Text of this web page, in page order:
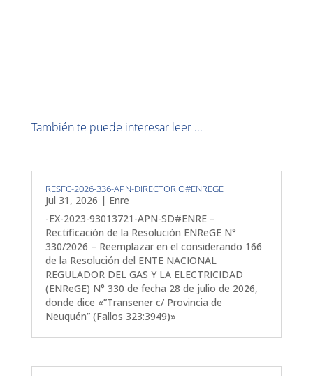
También te puede interesar leer ...
RESFC-2026-336-APN-DIRECTORIO#ENREGE
Jul 31, 2026 | Enre
-EX-2023-93013721-APN-SD#ENRE –
Rectificación de la Resolución ENReGE N°
330/2026 – Reemplazar en el considerando 166
de la Resolución del ENTE NACIONAL
REGULADOR DEL GAS Y LA ELECTRICIDAD
(ENReGE) N° 330 de fecha 28 de julio de 2026,
donde dice «”Transener c/ Provincia de
Neuquén” (Fallos 323:3949)»